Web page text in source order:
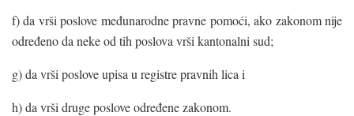
f) da vrši poslove međunarodne pravne pomoći, ako zakonom nije
određeno da neke od tih poslova vrši kantonalni sud;
g) da vrši poslove upisa u registre pravnih lica i
h) da vrši druge poslove određene zakonom.